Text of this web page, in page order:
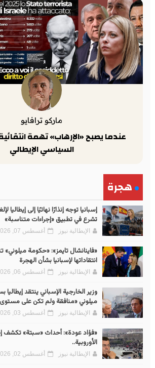
ماركو ترافايو
عندما يصبح «الإرهاب» تهمة
السياسي الإيطالي
هجرة
إسبانيا توجه إنذارًا نهائيًا إلى إيطاليا
تشرع في تطبيق «إجراءات متناسبة»
الإيطالية نيوز أغسطس 07, 2026
«فاينانشال تايمز»: «حكومة ميلوني»
انتقاداتها لإسبانيا بشأن الهجرة
الإيطالية نيوز أغسطس 06, 2026
وزير الخارجية الإسباني ينتقد
ميلوني «منافقة ولم تكن على
الإيطالية نيوز أغسطس 03, 2026
«فؤاد عودة»: أحداث «سبتة» تكشف
الأوروبية..
الإيطالية نيوز أغسطس 02, 2026